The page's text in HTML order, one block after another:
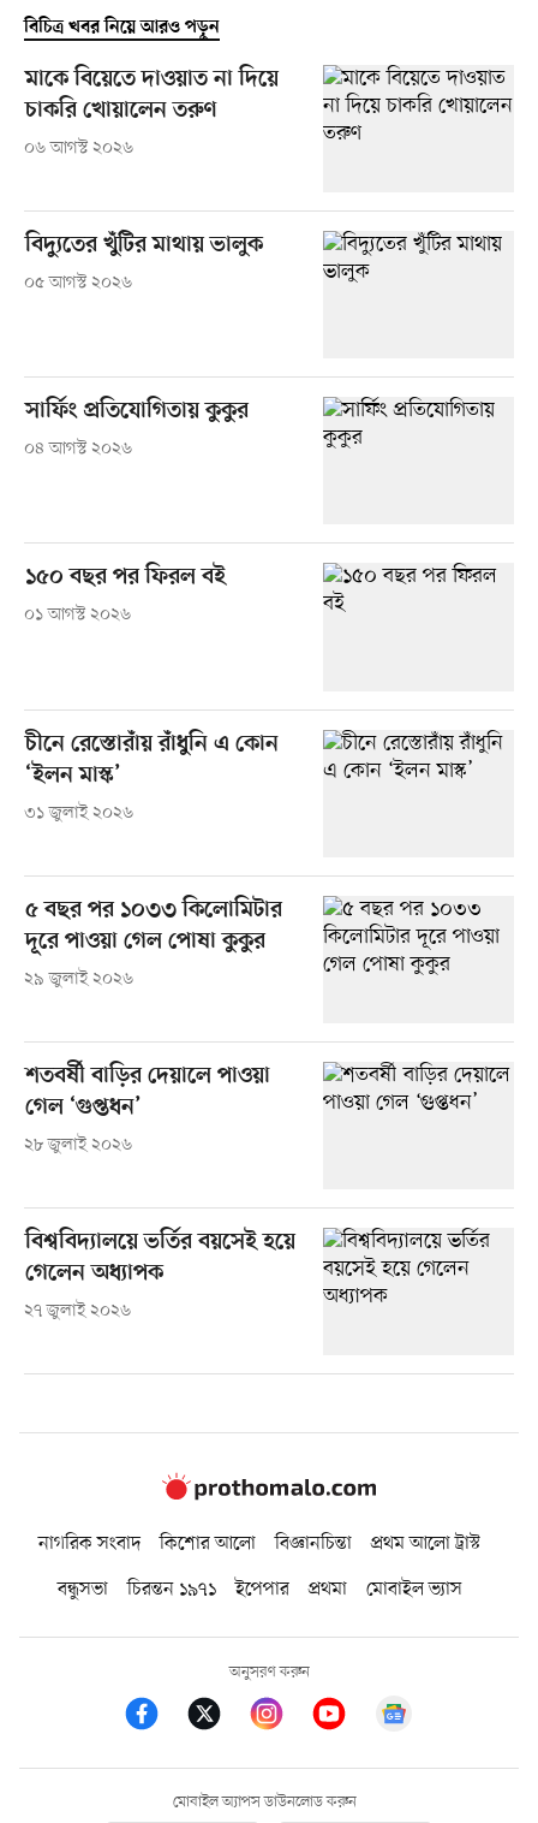
বিচিত্র খবর নিয়ে আরও পড়ুন
মাকে বিয়েতে দাওয়াত না দিয়ে
চাকরি খোয়ালেন তরুণ
০৬ আগস্ট ২০২৬
বিদ্যুতের খুঁটির মাথায় ভালুক
০৫ আগস্ট ২০২৬
সার্ফিং প্রতিযোগিতায় কুকুর
০৪ আগস্ট ২০২৬
১৫০ বছর পর ফিরল বই
০১ আগস্ট ২০২৬
চীনে রেস্তোরাঁয় রাঁধুনি এ কোন
‘ইলন মাস্ক’
৩১ জুলাই ২০২৬
৫ বছর পর ১০৩৩ কিলোমিটার
দূরে পাওয়া গেল পোষা কুকুর
২৯ জুলাই ২০২৬
শতবর্ষী বাড়ির দেয়ালে পাওয়া
গেল ‘গুপ্তধন’
২৮ জুলাই ২০২৬
বিশ্ববিদ্যালয়ে ভর্তির বয়সেই হয়ে
গেলেন অধ্যাপক
২৭ জুলাই ২০২৬
নাগরিক সংবাদ কিশোর আলো বিজ্ঞানচিন্তা
প্রথম আলো ট্রাস্ট
বন্ধুসভা
চিরন্তন ১৯৭১ ইপেপার প্রথমা মোবাইল ভ্যাস
অনুসরণ করুন
মোবাইল অ্যাপস ডাউনলোড করুন